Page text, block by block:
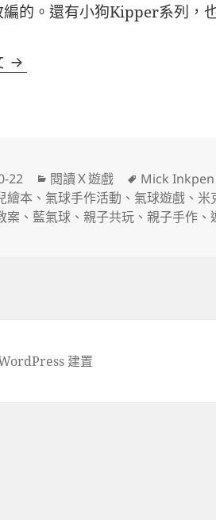
編的。還有小狗Kipper系列，
《藍氣球》怎麼玩？
22
分
類
閱讀Ｘ遊戲
標
籤
Mick Inkpen
繪本 、 氣球手作活動 、 氣球遊戲 、 米
案 、 藍氣球 、親子共玩 、親子手作 、
建置